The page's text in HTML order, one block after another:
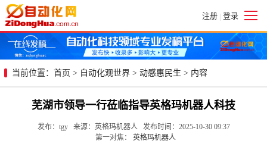
注册 | 登录
当前位置： 首页 > 自动化观世界 > 动感惠民生 > 内容
芜湖市领导一行莅临指导英格玛机器人科技
发布：tgy 来源：英格玛机器人 发布时间：2025-10-30 09:37
第一对焦： 英格玛机器人